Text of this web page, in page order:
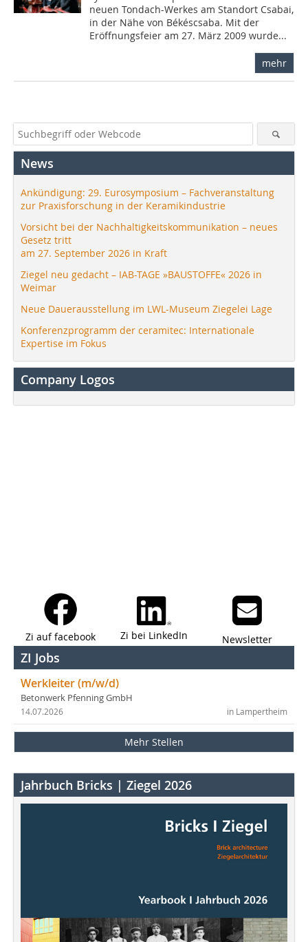
neuen Tondach-Werkes am Standort Csabai,
in der Nähe von Békéscsaba. Mit der
Eröffnungsfeier am 27. März 2009 wurde...
mehr
News
Ankündigung: 29. Eurosymposium – Fachveranstaltung
zur Praxisforschung in der Keramikindustrie
Vorsicht bei der Nachhaltigkeitskommunikation – neues
Gesetz tritt
am 27. September 2026 in Kraft
Ziegel neu gedacht – IAB-TAGE »BAUSTOFFE« 2026 in
Weimar
Neue Dauerausstellung im LWL-Museum Ziegelei Lage
Konferenzprogramm der ceramitec: Internationale
Expertise im Fokus
Company Logos
Zi auf facebook Zi bei LinkedIn Newsletter
ZI Jobs
Werkleiter (m/w/d)
Betonwerk Pfenning GmbH
in Lampertheim
14.07.2026
Mehr Stellen
Jahrbuch Bricks | Ziegel 2026